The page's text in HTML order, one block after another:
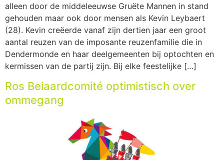
alleen door de middeleeuwse Gruëte Mannen in stand
gehouden maar ook door mensen als Kevin Leybaert
(28). Kevin creëerde vanaf zijn dertien jaar een groot
aantal reuzen van de imposante reuzenfamilie die in
Dendermonde en haar deelgemeenten bij optochten en
kermissen van de partij zijn. Bij elke feestelijke […]
Ros Beiaardcomité optimistisch over
ommegang